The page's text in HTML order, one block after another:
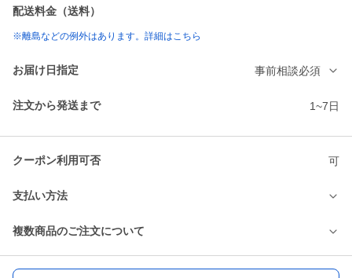
配送料金（送料）
※離島などの例外はあります。詳細はこちら
お届け日指定 事前相談必須
注文から発送まで 1~7日
クーポン利用可否 可
支払い方法
複数商品のご注文について